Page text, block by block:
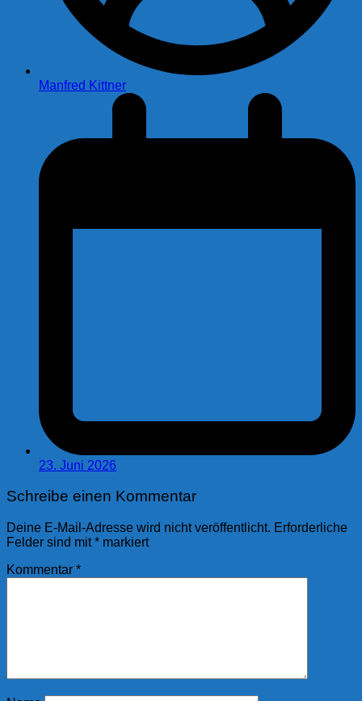
Manfred Kittner
23. Juni 2026
Schreibe einen Kommentar
Deine E-Mail-Adresse wird nicht veröffentlicht. Erforderliche
Felder sind mit* markiert
Kommentar *